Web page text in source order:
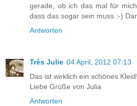
gerade, ob ich das mal für
dass das sogar sein muss :-)
Antworten
Très Julie 04 April, 2012 07:13
Das ist wirklich ein schönes
Liebe Grüße von Julia
Antworten